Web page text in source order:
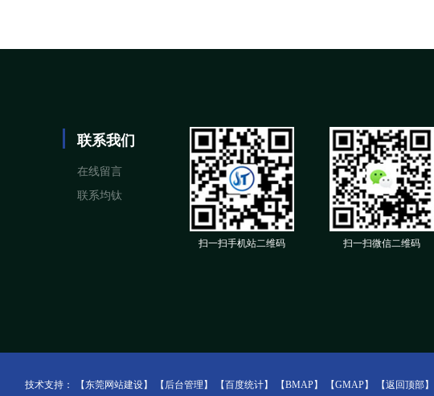
联系我们
在线留言
联系均钛
扫一扫手机站二维码 扫一扫微信二维码
技术支持： 【东莞网站建设】 【后台管理】 【百度统计】 【BMAP】 【GMAP】 【返回顶部】